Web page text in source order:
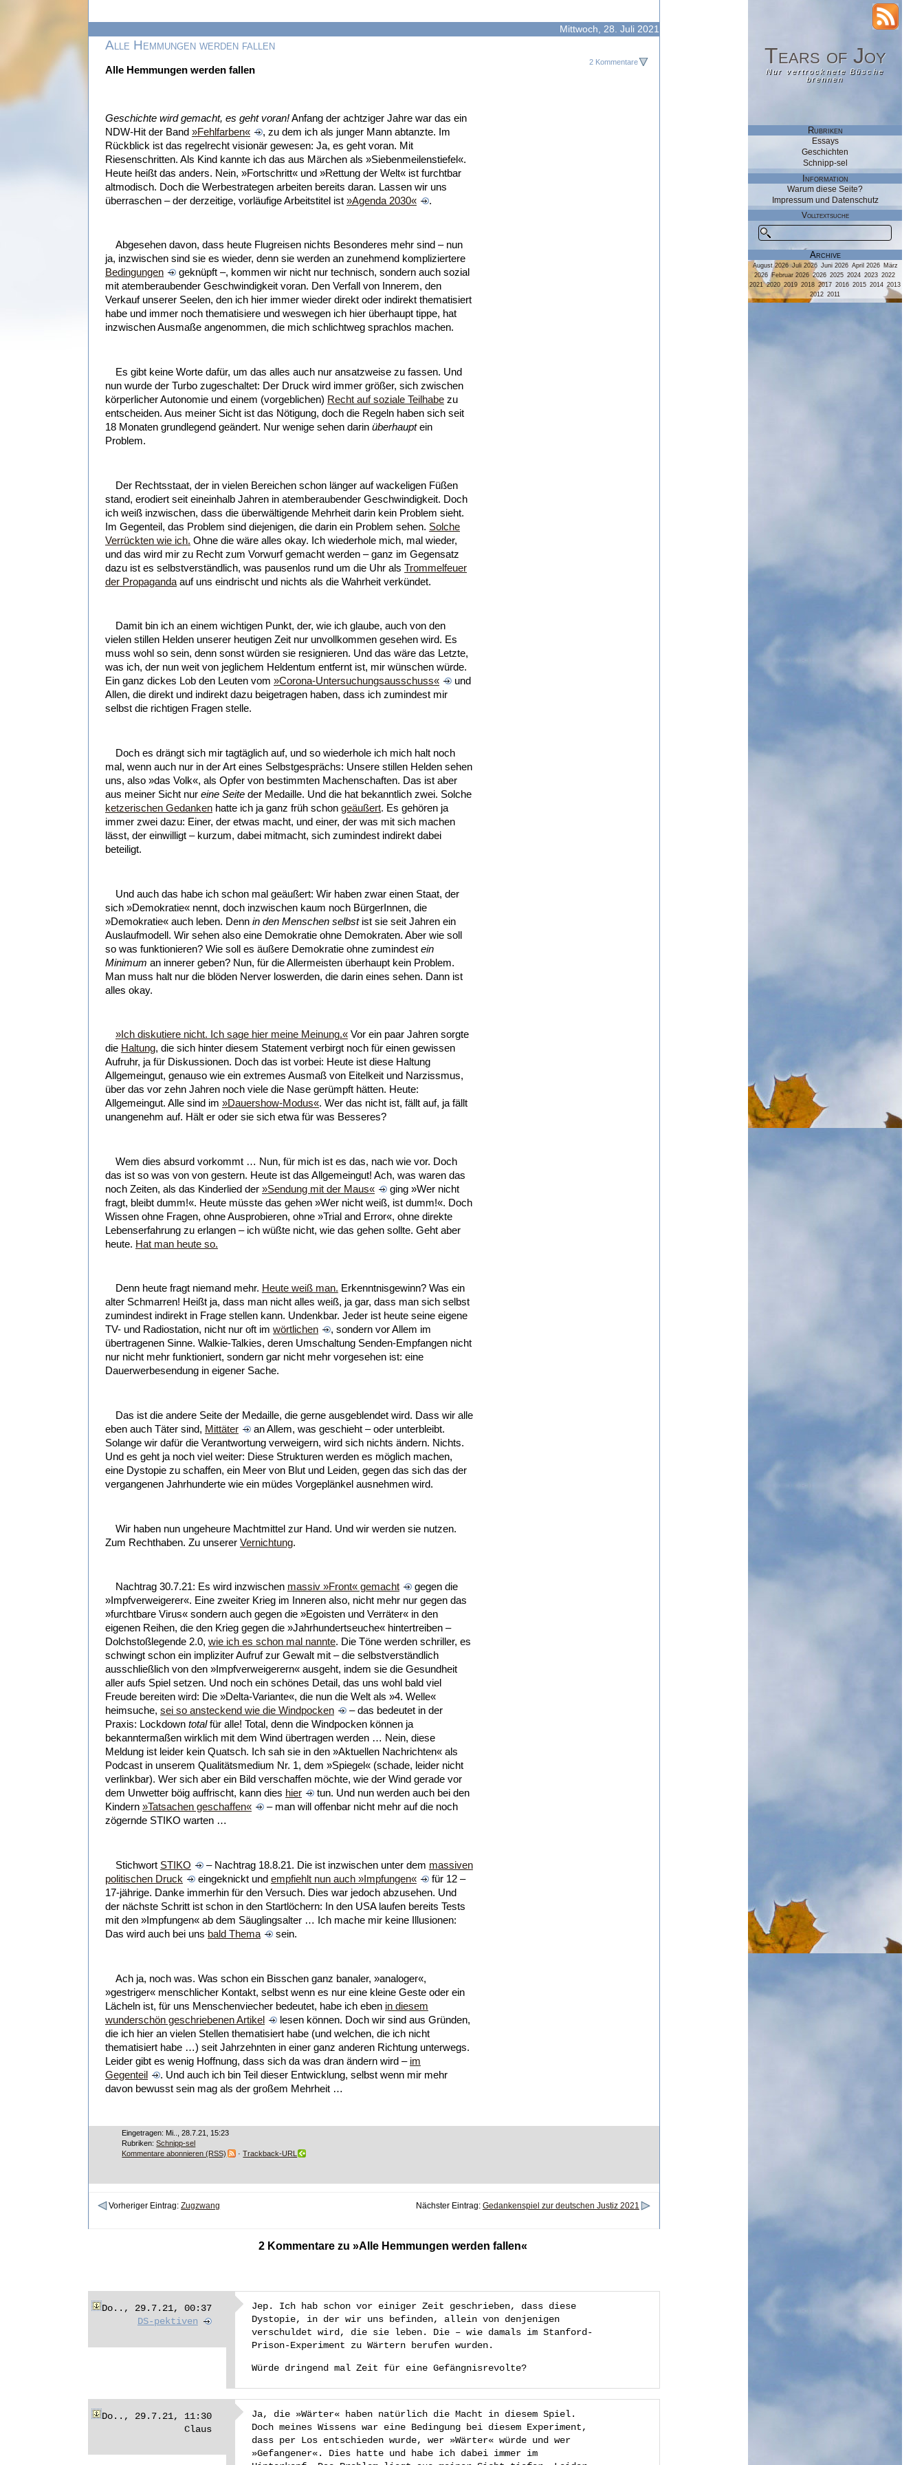
Tears of Joy
Nur vertrocknete Büsche
brennen
Mittwoch, 28. Juli 2021
Alle Hemmungen werden fallen
2 Kommentare
Alle Hemmungen werden fallen
Geschichte wird gemacht, es geht voran!Anfang der achtziger Jahre war das ein
NDW-Hit der Band »Fehlfarben« , zu dem ich als junger Mann abtanzte. Im
Rückblick ist das regelrecht visionär gewesen: Ja, es geht voran. Mit
Riesenschritten. Als Kind kannte ich das aus Märchen als »Siebenmeilenstiefel«.
Heute heißt das anders. Nein, »Fortschritt« und »Rettung der Welt« ist furchtbar
altmodisch. Doch die Werbestrategen arbeiten bereits daran. Lassen wir uns
überraschen – der derzeitige, vorläufige Arbeitstitel ist »Agenda 2030« .
Abgesehen davon, dass heute Flugreisen nichts Besonderes mehr sind – nun
ja, inzwischen sind sie es wieder, denn sie werden an zunehmend kompliziertere
Bedingungen
geknüpft –, kommen wir nicht nur technisch, sondern auch sozial
mit atemberaubender Geschwindigkeit voran. Den Verfall von Innerem, den
Verkauf unserer Seelen, den ich hier immer wieder direkt oder indirekt thematisiert
habe und immer noch thematisiere und weswegen ich hier überhaupt tippe, hat
inzwischen Ausmaße angenommen, die mich schlichtweg sprachlos machen.
Es gibt keine Worte dafür, um das alles auch nur ansatzweise zu fassen. Und
nun wurde der Turbo zugeschaltet: Der Druck wird immer größer, sich zwischen
körperlicher Autonomie und einem (vorgeblichen) Recht auf soziale Teilhabe zu
entscheiden. Aus meiner Sicht ist das Nötigung, doch die Regeln haben sich seit
18 Monaten grundlegend geändert. Nur wenige sehen darin überhauptein
Problem.
Der Rechtsstaat, der in vielen Bereichen schon länger auf wackeligen Füßen
stand, erodiert seit eineinhalb Jahren in atemberaubender Geschwindigkeit. Doch
ich weiß inzwischen, dass die überwältigende Mehrheit darin kein Problem sieht.
Im Gegenteil, das Problem sind diejenigen, die darin ein Problem sehen. Solche
Verrückten wie ich. Ohne die wäre alles okay. Ich wiederhole mich, mal wieder,
und das wird mir zu Recht zum Vorwurf gemacht werden – ganz im Gegensatz
dazu ist es selbstverständlich, was pausenlos rund um die Uhr als Trommelfeuer
der Propaganda auf uns eindrischt und nichts als die Wahrheit verkündet.
Damit bin ich an einem wichtigen Punkt, der, wie ich glaube, auch von den
vielen stillen Helden unserer heutigen Zeit nur unvollkommen gesehen wird. Es
muss wohl so sein, denn sonst würden sie resignieren. Und das wäre das Letzte,
was ich, der nun weit von jeglichem Heldentum entfernt ist, mir wünschen würde.
Ein ganz dickes Lob den Leuten vom »Corona-Untersuchungsausschuss«
und
Allen, die direkt und indirekt dazu beigetragen haben, dass ich zumindest mir
selbst die richtigen Fragen stelle.
Doch es drängt sich mir tagtäglich auf, und so wiederhole ich mich halt noch
mal, wenn auch nur in der Art eines Selbstgesprächs: Unsere stillen Helden sehen
uns, also »das Volk«, als Opfer von bestimmten Machenschaften. Das ist aber
aus meiner Sicht nur eine Seite der Medaille. Und die hat bekanntlich zwei. Solche
ketzerischen Gedanken hatte ich ja ganz früh schon geäußert. Es gehören ja
immer zwei dazu: Einer, der etwas macht, und einer, der was mit sich machen
lässt, der einwilligt – kurzum, dabei mitmacht, sich zumindest indirekt dabei
beteiligt.
Und auch das habe ich schon mal geäußert: Wir haben zwar einen Staat, der
sich »Demokratie« nennt, doch inzwischen kaum noch BürgerInnen, die
»Demokratie« auch leben. Denn in den Menschen selbst ist sie seit Jahren ein
Auslaufmodell. Wir sehen also eine Demokratie ohne Demokraten. Aber wie soll
so was funktionieren? Wie soll es äußere Demokratie ohne zumindest ein
Minimum an innerer geben? Nun, für die Allermeisten überhaupt kein Problem.
Man muss halt nur die blöden Nerver loswerden, die darin eines sehen. Dann ist
alles okay.
»Ich diskutiere nicht. Ich sage hier meine Meinung.«Vor ein paar Jahren sorgte
die Haltung, die sich hinter diesem Statement verbirgt noch für einen gewissen
Aufruhr, ja für Diskussionen. Doch das ist vorbei: Heute ist diese Haltung
Allgemeingut, genauso wie ein extremes Ausmaß von Eitelkeit und Narzissmus,
über das vor zehn Jahren noch viele die Nase gerümpft hätten. Heute:
Allgemeingut. Alle sind im »Dauershow-Modus«. Wer das nicht ist, fällt auf, ja fällt
unangenehm auf. Hält er oder sie sich etwa für was Besseres?
Wem dies absurd vorkommt … Nun, für mich ist es das, nach wie vor. Doch
das ist so was von von gestern. Heute ist das Allgemeingut! Ach, was waren das
noch Zeiten, als das Kinderlied der »Sendung mit der Maus«
ging »Wer nicht
fragt, bleibt dumm!«. Heute müsste das gehen »Wer nicht weiß, ist dumm!«. Doch
Wissen ohne Fragen, ohne Ausprobieren, ohne »Trial and Error«, ohne direkte
Lebenserfahrung zu erlangen – ich wüßte nicht, wie das gehen sollte. Geht aber
heute. Hat man heute so.
Denn heute fragt niemand mehr. Heute weiß man. Erkenntnisgewinn? Was ein
alter Schmarren! Heißt ja, dass man nicht alles weiß, ja gar, dass man sich selbst
zumindest indirekt in Frage stellen kann. Undenkbar. Jeder ist heute seine eigene
TV- und Radiostation, nicht nur oft im wörtlichen
, sondern vor Allem im
übertragenen Sinne. Walkie-Talkies, deren Umschaltung Senden-Empfangen nicht
nur nicht mehr funktioniert, sondern gar nicht mehr vorgesehen ist: eine
Dauerwerbesendung in eigener Sache.
Das ist die andere Seite der Medaille, die gerne ausgeblendet wird. Dass wir alle
eben auch Täter sind, Mittäter
an Allem, was geschieht – oder unterbleibt.
Solange wir dafür die Verantwortung verweigern, wird sich nichts ändern. Nichts.
Und es geht ja noch viel weiter: Diese Strukturen werden es möglich machen,
eine Dystopie zu schaffen, ein Meer von Blut und Leiden, gegen das sich das der
vergangenen Jahrhunderte wie ein müdes Vorgeplänkel ausnehmen wird.
Wir haben nun ungeheure Machtmittel zur Hand. Und wir werden sie nutzen.
Zum Rechthaben. Zu unserer Vernichtung.
Nachtrag 30.7.21: Es wird inzwischen massiv »Front« gemacht
gegen die
»Impfverweigerer«. Eine zweiter Krieg im Inneren also, nicht mehr nur gegen das
»furchtbare Virus« sondern auch gegen die »Egoisten und Verräter« in den
eigenen Reihen, die den Krieg gegen die »Jahrhundertseuche« hintertreiben –
Dolchstoßlegende 2.0, wie ich es schon mal nannte. Die Töne werden schriller, es
schwingt schon ein impliziter Aufruf zur Gewalt mit – die selbstverständlich
ausschließlich von den »Impfverweigerern« ausgeht, indem sie die Gesundheit
aller aufs Spiel setzen. Und noch ein schönes Detail, das uns wohl bald viel
Freude bereiten wird: Die »Delta-Variante«, die nun die Welt als »4. Welle«
heimsuche, sei so ansteckend wie die Windpocken
– das bedeutet in der
Praxis: Lockdown totalfür alle! Total, denn die Windpocken können ja
bekanntermaßen wirklich mit dem Wind übertragen werden … Nein, diese
Meldung ist leider kein Quatsch. Ich sah sie in den »Aktuellen Nachrichten« als
Podcast in unserem Qualitätsmedium Nr. 1, dem »Spiegel« (schade, leider nicht
verlinkbar). Wer sich aber ein Bild verschaffen möchte, wie der Wind gerade vor
dem Unwetter böig auffrischt, kann dies hier
tun. Und nun werden auch bei den
Kindern »Tatsachen geschaffen«
– man will offenbar nicht mehr auf die noch
zögernde STIKO warten …
Stichwort STIKO – Nachtrag 18.8.21. Die ist inzwischen unter dem massiven
politischen Druck
eingeknickt und empfiehlt nun auch »Impfungen«
für 12 –
17-jährige. Danke immerhin für den Versuch. Dies war jedoch abzusehen. Und
der nächste Schritt ist schon in den Startlöchern: In den USA laufen bereits Tests
mit den »Impfungen« ab dem Säuglingsalter … Ich mache mir keine Illusionen:
Das wird auch bei uns bald Thema sein.
Ach ja, noch was. Was schon ein Bisschen ganz banaler, »analoger«,
»gestriger« menschlicher Kontakt, selbst wenn es nur eine kleine Geste oder ein
Lächeln ist, für uns Menschenviecher bedeutet, habe ich eben in diesem
wunderschön geschriebenen Artikel
lesen können. Doch wir sind aus Gründen,
die ich hier an vielen Stellen thematisiert habe (und welchen, die ich nicht
thematisiert habe …) seit Jahrzehnten in einer ganz anderen Richtung unterwegs.
Leider gibt es wenig Hoffnung, dass sich da was dran ändern wird – im
Gegenteil
. Und auch ich bin Teil dieser Entwicklung, selbst wenn mir mehr
davon bewusst sein mag als der großem Mehrheit …
Eingetragen: Mi.., 28.7.21, 15:23
Rubriken:Schnipp-sel
Kommentare abonnieren (RSS)
·Trackback-URL
Vorheriger Eintrag:Zugzwang Nächster Eintrag: Gedankenspiel zur deutschen Justiz 2021
2 Kommentare zu »Alle Hemmungen werden fallen«
Do.., 29.7.21, 00:37
DS-pektiven
Jep. Ich hab schon vor einiger Zeit geschrieben, dass diese
Dystopie, in der wir uns befinden, allein von denjenigen
verschuldet wird, die sie leben. Die – wie damals im Stanford-
Prison-Experiment zu Wärtern berufen wurden.
Würde dringend mal Zeit für eine Gefängnisrevolte?
Do.., 29.7.21, 11:30
Claus
Ja, die »Wärter« haben natürlich die Macht in diesem Spiel.
Doch meines Wissens war eine Bedingung bei diesem Experiment,
dass per Los entschieden wurde, wer »Wärter« würde und wer
»Gefangener«. Dies hatte und habe ich dabei immer im
Tears of Joy
Nur vertrocknete Büsche
brennen
Rubriken
Essays
Geschichten
Schnipp-sel
Information
Warum diese Seite?
Impressum und Datenschutz
Volltextsuche
Archive
August 2026 Juli 2026 Juni 2026 April 2026 März
2026 Februar 2026 2026 2025 2024 2023 2022
2021
2020 2019 2018 2017 2016 2015 2014 2013
2012 2011